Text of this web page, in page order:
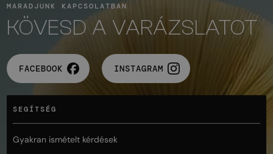
MARADJUNK KAPCSOLATBAN
KÖVESD A VARÁZSLATOT
FACEBOOK INSTAGRAM
SEGÍTSÉG
Gyakran ismételt kérdések